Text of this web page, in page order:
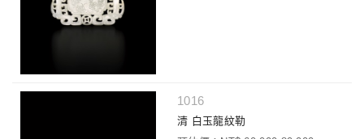
1016
清 白玉龍紋勒